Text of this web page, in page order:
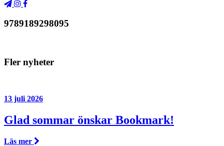
9789189298095
Fler nyheter
13 juli 2026
Glad sommar önskar Bookmark!
Läs mer